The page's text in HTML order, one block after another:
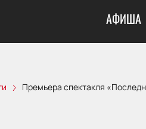
АФИША
Премьера спектакля